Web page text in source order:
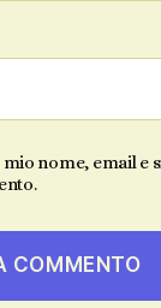
mio nome, email e